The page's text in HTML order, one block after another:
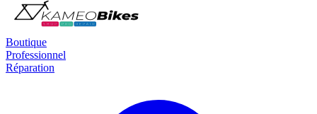
Boutique
Professionnel
Réparation